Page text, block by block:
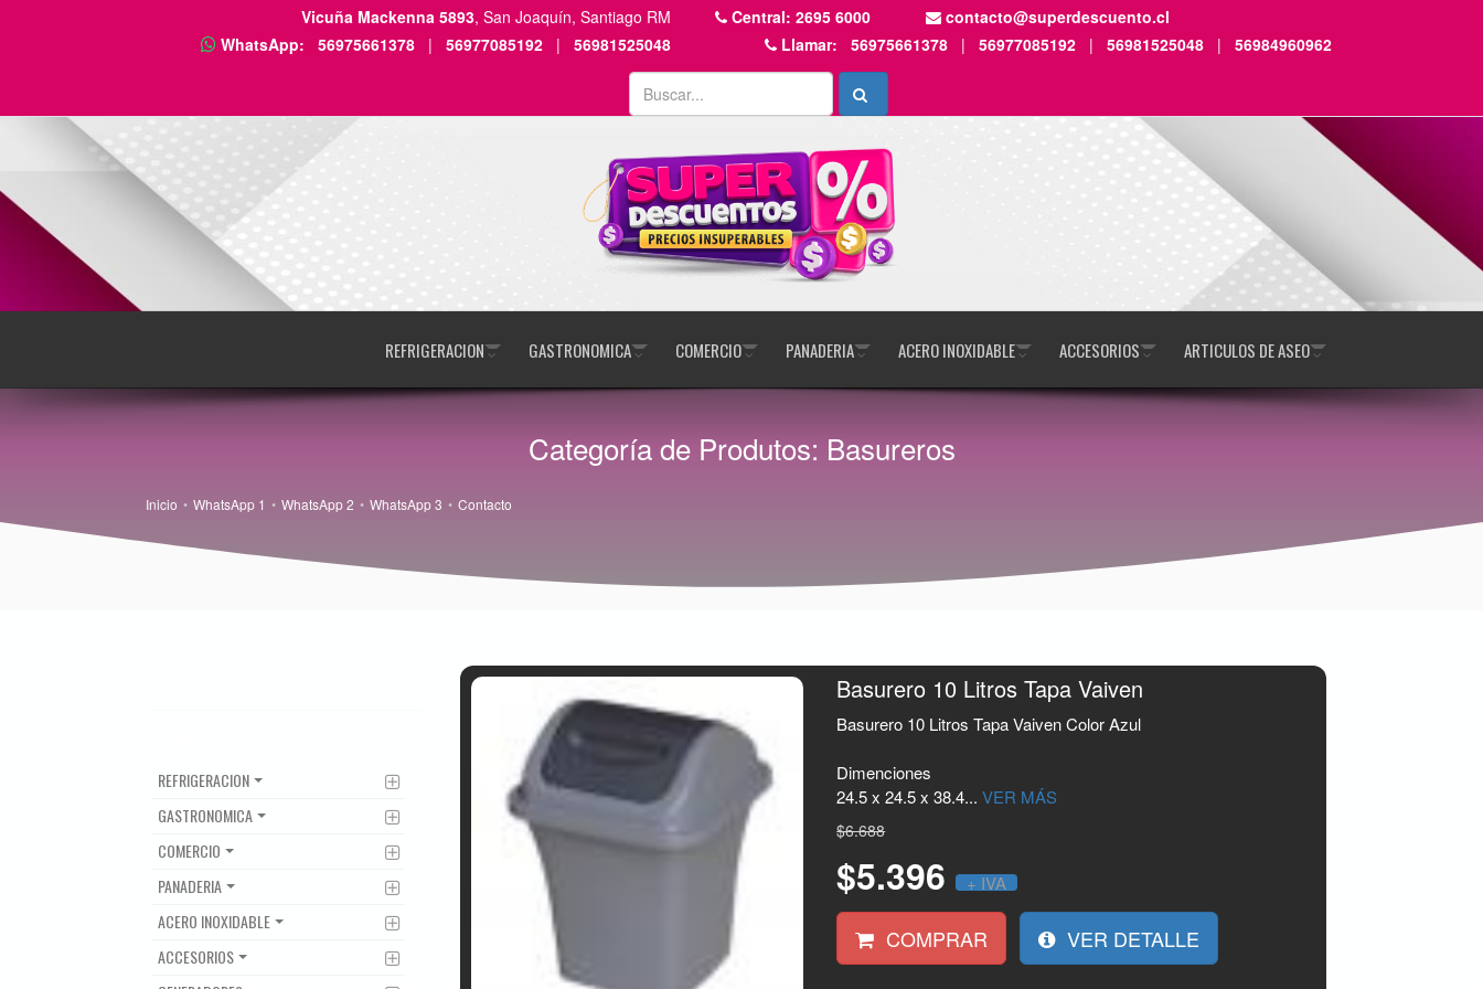
Vicuña Mackenna 5893, San Joaquín, Santiago RM Central: 2695 6000
contacto@superdescuento.cl
WhatsApp:
56975661378 | 56977085192 | 56981525048 Llamar: 56975661378 | 56977085192 | 56981525048 | 56984960962
REFRIGERACION GASTRONOMICA COMERCIO PANADERIA ACERO INOXIDABLE ACCESORIOS ARTICULOS DE ASEO
Categoría de Produtos: Basureros
Inicio WhatsApp 1 WhatsApp 2 WhatsApp 3 Contacto
Basurero 10 Litros Tapa Vaiven
Basurero 10 Litros Tapa Vaiven Color Azul
Dimenciones
24.5 x 24.5 x 38.4...VER MÁS
$6.688
$5.396 + IVA
COMPRAR VER DETALLE
REFRIGERACION
GASTRONOMICA
COMERCIO
PANADERIA
ACERO INOXIDABLE
ACCESORIOS